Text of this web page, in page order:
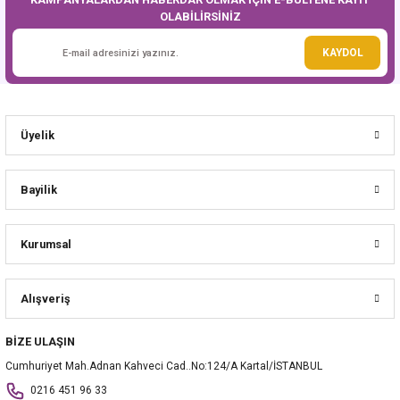
OLABİLİRSİNİZ
KAYDOL
Üyelik
Bayilik
Kurumsal
Alışveriş
BİZE ULAŞIN
Cumhuriyet Mah.Adnan Kahveci Cad..No:124/A Kartal/İSTANBUL
0216 451 96 33